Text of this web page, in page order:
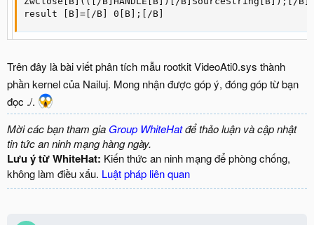
result [B]=[/B] 0[B];[/B]
Trên đây là bài viết phân tích mẫu rootkit VideoAti0.sys thành
phần kernel của Nailuj. Mong nhận được góp ý, đóng góp từ bạn
đọc ./.
Mời các bạn tham gia Group WhiteHatđể thảo luận và cập nhật
tin tức an ninh mạng hàng ngày.
Lưu ý từ WhiteHat: Kiến thức an ninh mạng để phòng chống,
không làm điều xấu. Luật pháp liên quan